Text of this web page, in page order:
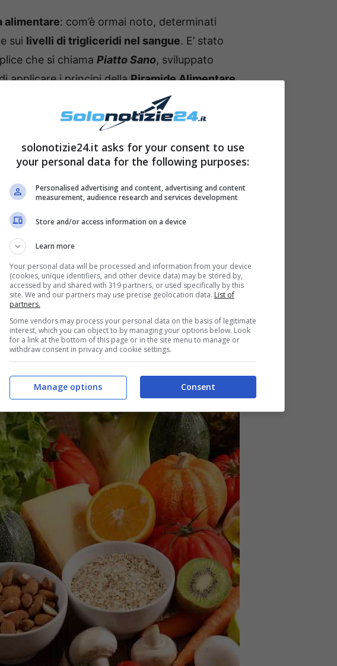
alimentare: com’è ormai noto, determinati
sui livelli di trigliceridi nel sangue. E’ stato
che si chiama Piatto Sano, sviluppato
applicare i principi dellaPiramide Alimentare
esserci deicarboidrati preferibilmente
(carne bianca, pesce, legumi, uova). Si dovrebbe
eformaggi: isalumie gliinsaccatidovrebbero
il rischio di unapatologia tumorale
esserciverdure,ortaggiefrutta(è
base al colore e alle vitamine).
solonotizie24.it asks for your consent to use
your personal data for the following purposes:
Personalised advertising and content, advertising and content
measurement, audience research and services development
Store and/or access information on a device
Learn more
Your personal data will be processed and information from your device
(cookies, unique identifiers, and other device data) may be stored by,
accessed by and shared with 319 partners, or used specifically by this
site. We and our partners may use precise geolocation data. List of
partners.
Some vendors may process your personal data on the basis of legitimate
interest, which you can object to by managing your options below. Look
for a link at the bottom of this page or in the site menu to manage or
withdraw consent in privacy and cookie settings.
Consent
Manage options